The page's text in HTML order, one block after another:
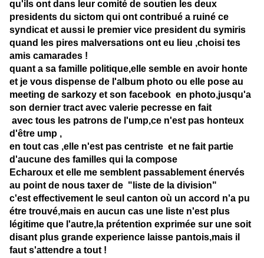
qu'ils ont dans leur comité de soutien les deux
presidents du sictom qui ont contribué a ruiné ce
syndicat et aussi le premier vice president du symiris
quand les pires malversations ont eu lieu ,choisi tes
amis camarades !
quant a sa famille politique,elle semble en avoir honte
et je vous dispense de l'album photo ou elle pose au
meeting de sarkozy et son facebook en photo,jusqu'a
son dernier tract avec valerie pecresse en fait
avec tous les patrons de l'ump,ce n'est pas honteux
d'être ump ,
en tout cas ,elle n'est pas centriste et ne fait partie
d'aucune des familles qui la compose
Echaroux et elle me semblent passablement énervés
au point de nous taxer de "liste de la division"
c'est effectivement le seul canton où un accord n'a pu
étre trouvé,mais en aucun cas une liste n'est plus
légitime que l'autre,la prétention exprimée sur une soit
disant plus grande experience laisse pantois,mais il
faut s'attendre a tout !